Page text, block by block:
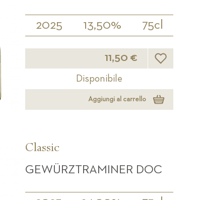
2025 13,50% 75cl
11,50 € Lista
Disponibile
Aggiungi al carrello
Classic
GEWÜRZTRAMINER DOC